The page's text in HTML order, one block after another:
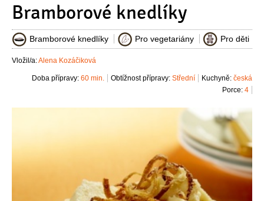
Bramborové knedlíky
Bramborové knedlíky Pro vegetariány Pro děti
Vložil/a:Alena Kozáčiková
Kuchyně: česká
Obtížnost přípravy: Střední
Doba přípravy: 60 min.
Porce: 4